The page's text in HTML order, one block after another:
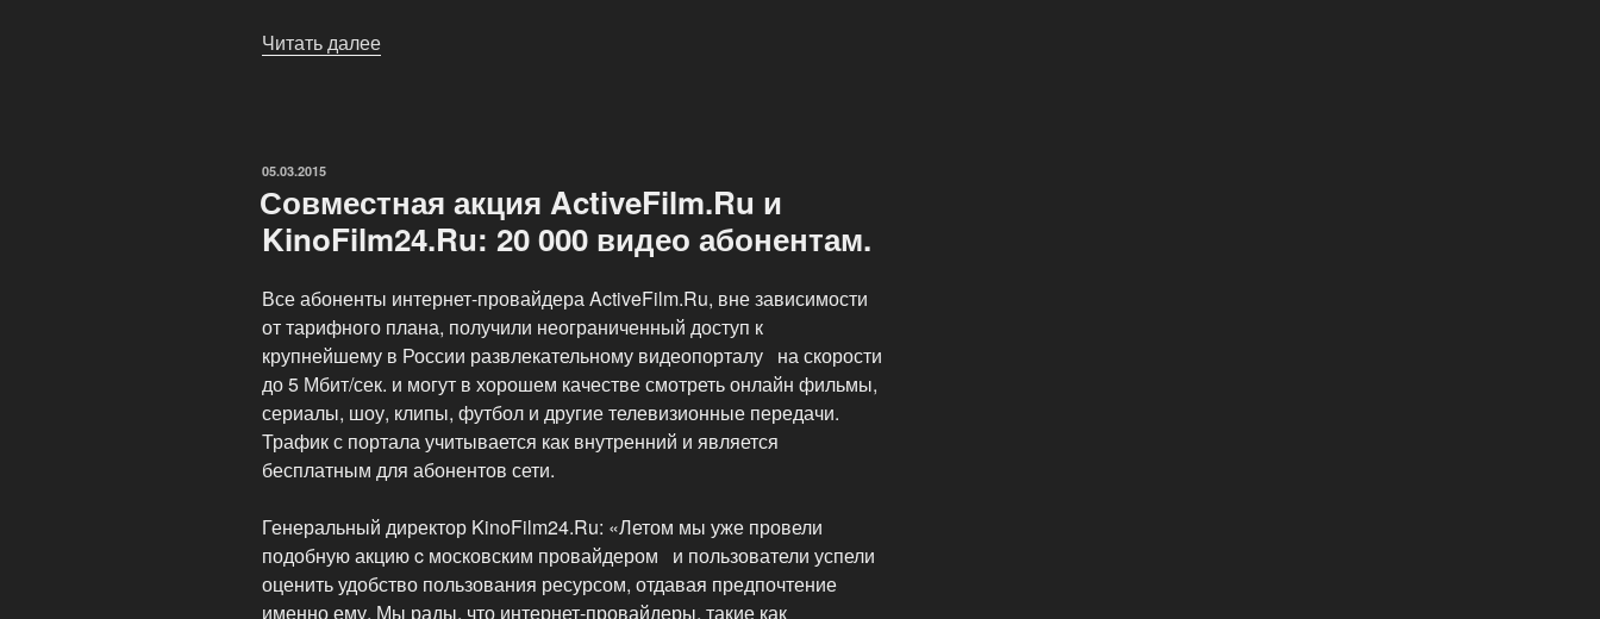
Читать далее
ОПУБЛИКОВАНО
05.03.2015
Совместная акция ActiveFilm.Ru и
KinoFilm24.Ru: 20 000 видео абонентам.
Все абоненты интернет-провайдера ActiveFilm.Ru, вне зависимости
от тарифного плана, получили неограниченный доступ к
крупнейшему в России развлекательному видеопорталу на скорости
до 5 Мбит/сек. и могут в хорошем качестве смотреть онлайн фильмы,
сериалы, шоу, клипы, футбол и другие телевизионные передачи.
Трафик с портала учитывается как внутренний и является
бесплатным для абонентов сети.
Генеральный директор KinoFilm24.Ru: «Летом мы уже провели
подобную акцию c московским провайдером и пользователи успели
оценить удобство пользования ресурсом, отдавая предпочтение
именно ему. Мы рады, что интернет-провайдеры, такие как